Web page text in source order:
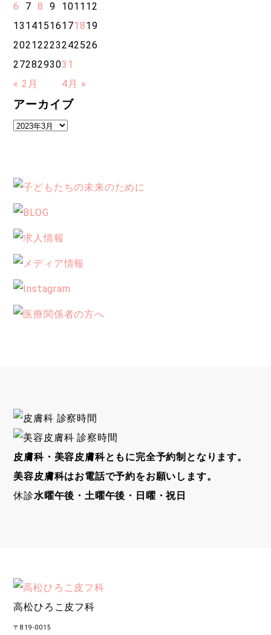
« 2月 4月 »
6
7 8 9 1011 12
13 141516171819
20212223242526
2728293031
アーカイブ
ア
イ
ブ
皮膚科・美容皮膚科ともに完全予約制となります。
美容皮膚科はお電話で予約をお願いします。
休診水曜午後・土曜午後・日曜・祝日
高松ひろこ皮フ科
〒819-0015